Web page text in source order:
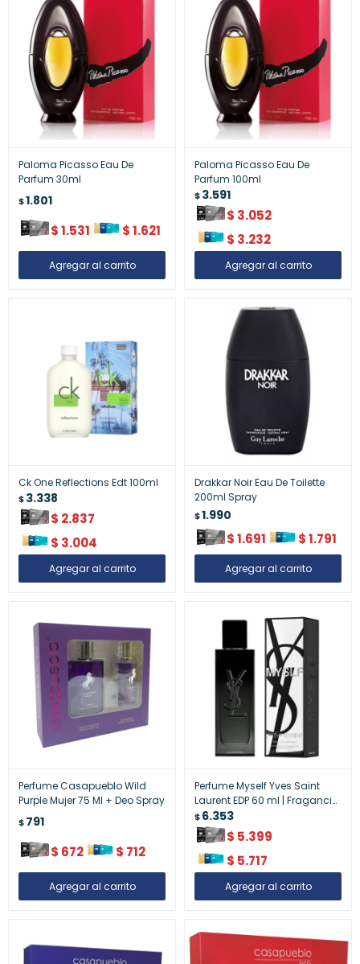
Paloma Picasso Eau De
Parfum 30ml
$1.801
$1.531 $1.621
Paloma Picasso Eau De
Parfum 100ml
$3.591
$ 3.052
$ 3.232
Ck One Reflections Edt 100ml
$3.338
$ 2.837
$ 3.004
Drakkar Noir Eau De Toilette
200ml Spray
$1.990
$1.691 $1.791
Perfume Casapueblo Wild
Purple Mujer 75 Ml + Deo Spray
$791
$ 672 $ 712
Perfume Myself Yves Saint
Laurent EDP 60 ml | Fragancia
Femenina de Lujo
$6.353
$ 5.399
$ 5.717